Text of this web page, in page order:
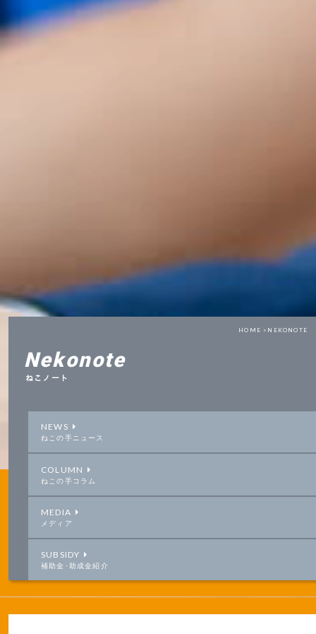
HOME > NEKONOTE
Nekonote
ねこノート
NEWS
ねこの手ニュース
COLUMN
ねこの手コラム
MEDIA
メディア
SUBSIDY
補助金･助成金紹介